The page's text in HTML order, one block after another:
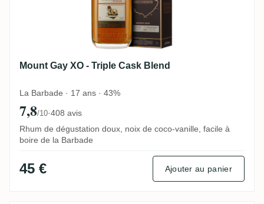
Mount Gay XO - Triple Cask Blend
La Barbade · 17 ans · 43%
7,8/10·408 avis
Rhum de dégustation doux, noix de coco-vanille, facile à
boire de la Barbade
45 € Ajouter au panier